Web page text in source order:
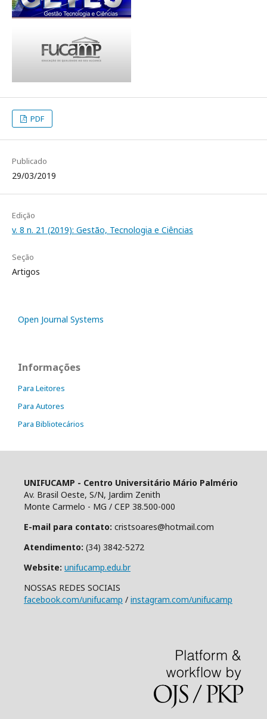
PDF
Publicado
29/03/2019
Edição
v. 8 n. 21 (2019): Gestão, Tecnologia e Ciências
Seção
Artigos
Open Journal Systems
Informações
Para Leitores
Para Autores
Para Bibliotecários
UNIFUCAMP - Centro Universitário Mário Palmério
Av. Brasil Oeste, S/N, Jardim Zenith
Monte Carmelo - MG / CEP 38.500-000
E-mail para contato: cristsoares@hotmail.com
Atendimento: (34) 3842-5272
Website: unifucamp.edu.br
NOSSAS REDES SOCIAIS
facebook.com/unifucamp / instagram.com/unifucamp